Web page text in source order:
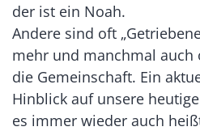
der ist ein Noah.
Andere sind oft
mehr und manchmal auch
die Gemeinschaft. Ein
Hinblick auf unsere
es immer wieder auch